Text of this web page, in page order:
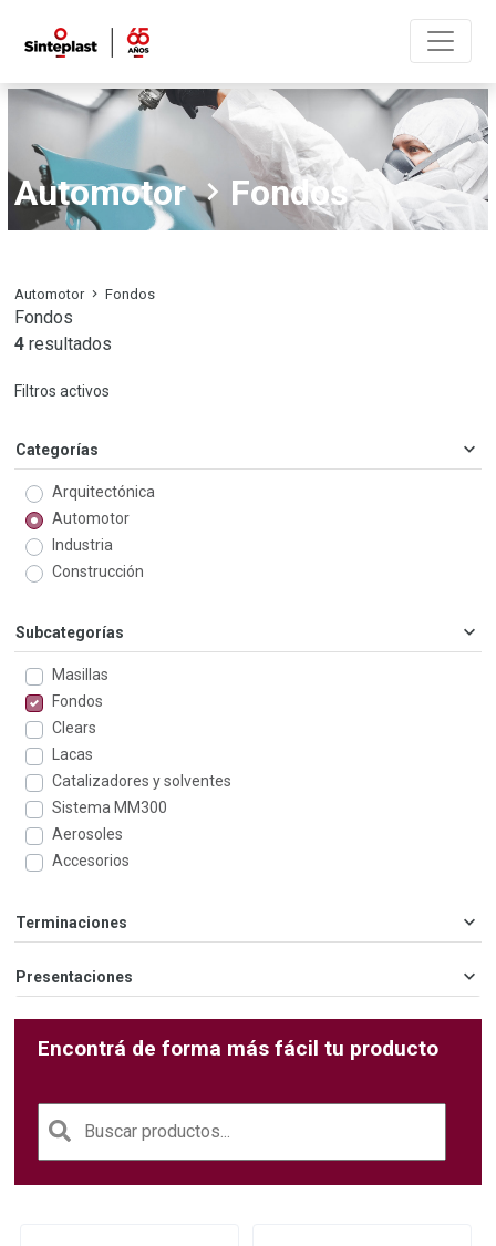
Automotor Fondos
Automotor Fondos
Fondos
4 resultados
Filtros activos
Categorías
Arquitectónica
Automotor
Industria
Construcción
Subcategorías
Masillas
Fondos
Clears
Lacas
Catalizadores y solventes
Sistema MM300
Aerosoles
Accesorios
Terminaciones
Presentaciones
Encontrá de forma más fácil tu producto